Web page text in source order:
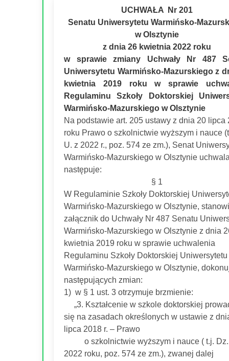
UCHWAŁA Nr 201
Senatu Uniwersytetu Warmińsko-
w Olsztynie
z dnia 26 kwietnia 2022 roku
w sprawie zmiany Uchwały Nr 487
Uniwersytetu Warmińsko-Mazurskiego z
kwietnia 2019 roku w sprawie
Regulaminu Szkoły Doktorskiej
Warmińsko-Mazurskiego w Olsztynie
Na podstawie art. 205 ustawy z dnia 20 lipca
roku Prawo o szkolnictwie wyższym i nauce
U. z 2022 r., poz. 574 ze zm.), Senat
Warmińsko-Mazurskiego w Olsztynie
następuje:
§ 1
W Regulaminie Szkoły Doktorskiej
Warmińsko-Mazurskiego w Olsztynie,
załącznik do Uchwały Nr 487 Senatu
Warmińsko-Mazurskiego w Olsztynie z dnia
kwietnia 2019 roku w sprawie uchwalenia
Regulaminu Szkoły Doktorskiej Uniwersytetu
Warmińsko-Mazurskiego w Olsztynie,
następujących zmian:
1) w § 1 ust. 3 otrzymuje brzmienie:
„3. Kształcenie w szkole doktorskiej
się na zasadach określonych w ustawie z
lipca 2018 r. – Prawo
o szkolnictwie wyższym i nauce ( t.j. Dz.
2022 roku, poz. 574 ze zm.), zwanej dalej